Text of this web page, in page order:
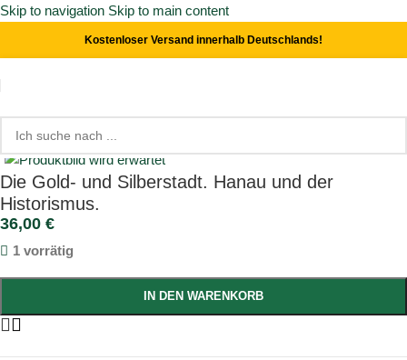
Skip to navigation Skip to main content
Kostenloser Versand innerhalb Deutschlands!
Start/ Kunst- & Kulturgeschichte
Click to enlarge
Die Gold- und Silberstadt. Hanau und der
Historismus.
36,00 €
1 vorrätig
IN DEN WARENKORB